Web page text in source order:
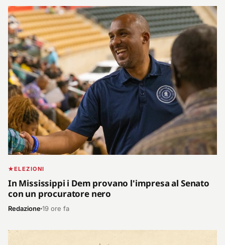
ELEZIONI
In Mississippi i Dem provano l'impresa al Senato
con un procuratore nero
Redazione19 ore fa